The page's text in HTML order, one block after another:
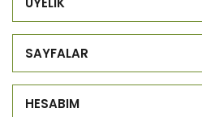
SAYFALAR
HESABIM